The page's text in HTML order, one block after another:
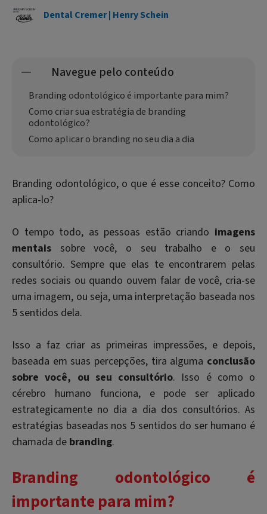
Dental Cremer | Henry Schein
Navegue pelo conteúdo
Branding odontológico é importante para mim?
Como criar sua estratégia de branding
odontológico?
Como aplicar o branding no seu dia a dia
Branding odontológico, o que é esse conceito? Como
aplica-lo?
O tempo todo, as pessoas estão criando imagens
mentais sobre você, o seu trabalho e o seu
consultório. Sempre que elas te encontrarem pelas
redes sociais ou quando ouvem falar de você, cria-se
uma imagem, ou seja, uma interpretação baseada nos
5 sentidos dela.
Isso a faz criar as primeiras impressões, e depois,
baseada em suas percepções, tira alguma conclusão
sobre você, ou seu consultório. Isso é como o
cérebro humano funciona, e pode ser aplicado
estrategicamente no dia a dia dos consultórios. As
estratégias baseadas nos 5 sentidos do ser humano é
chamada de branding.
Branding odontológico é
importante para mim?